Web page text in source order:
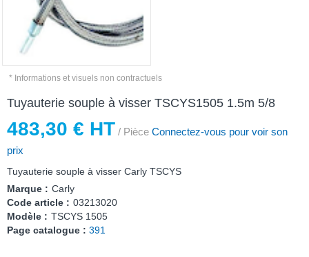
* Informations et visuels non contractuels
Tuyauterie souple à visser TSCYS1505 1.5m 5/8
483,30 € HT / Pièce Connectez-vous pour voir son
prix
Tuyauterie souple à visser Carly TSCYS
Marque : Carly
Code article : 03213020
Modèle : TSCYS 1505
Page catalogue : 391